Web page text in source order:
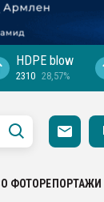
HDPE blow
2310 28,57%
ФОТОРЕПОРТАЖИ